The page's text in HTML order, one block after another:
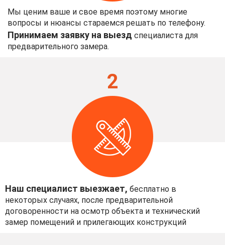
Мы ценим ваше и свое время поэтому многие
вопросы и нюансы стараемся решать по телефону.
Принимаем заявку на выезд специалиста для
предварительного замера.
Наш специалист выезжает, бесплатно в
некоторых случаях, после предварительной
договоренности на осмотр объекта и технический
замер помещений и прилегающих конструкций
2